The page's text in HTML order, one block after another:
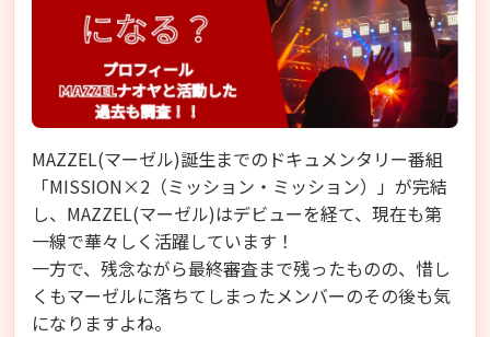
MAZZEL(マーゼル)誕生までのドキュメンタリー番組
「MISSION×2（ミッション・ミッション）」が完結
し、MAZZEL(マーゼル)はデビューを経て、現在も第
一線で華々しく活躍しています！
一方で、残念ながら最終審査まで残ったものの、惜し
くもマーゼルに落ちてしまったメンバーのその後も気
になりますよね。